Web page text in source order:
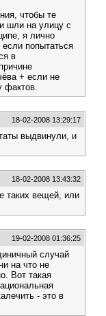
чтобы те
шли на улицу с
я лично
попытаться
в
+ если не
фактов.
18-02-2008 13:29:17
выдвинули, и
18-02-2008 13:43:32
таких вещей, или
19-02-2008 01:36:25
случай
на что не
Вот такая
- это в